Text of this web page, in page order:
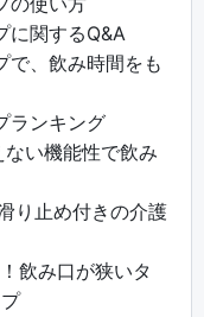
に関するQ&A
で、飲み時間をも
ランキング
い機能性で飲み
り止め付きの介護
飲み口が狭いタ